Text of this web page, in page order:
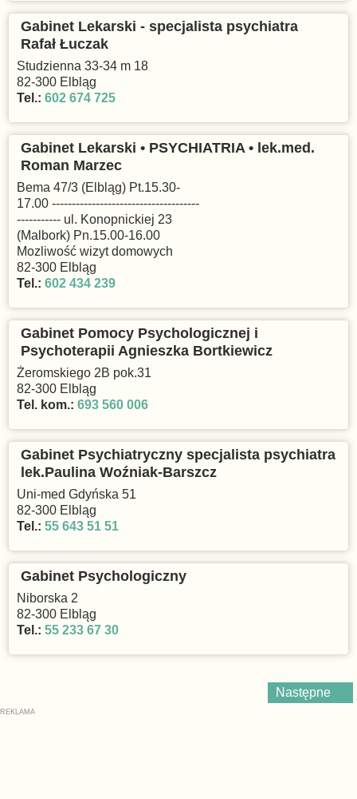
Gabinet Lekarski - specjalista psychiatra
Rafał Łuczak
Studzienna 33-34 m 18
82-300 Elbląg
Tel.: 602 674 725
Gabinet Lekarski • PSYCHIATRIA • lek.med.
Roman Marzec
Bema 47/3 (Elbląg) Pt.15.30-
17.00 -------------------------------------
----------- ul. Konopnickiej 23
(Malbork) Pn.15.00-16.00
Mozliwość wizyt domowych
82-300 Elbląg
Tel.: 602 434 239
Gabinet Pomocy Psychologicznej i
Psychoterapii Agnieszka Bortkiewicz
Żeromskiego 2B pok.31
82-300 Elbląg
Tel. kom.: 693 560 006
Gabinet Psychiatryczny specjalista psychiatra
lek.Paulina Woźniak-Barszcz
Uni-med Gdyńska 51
82-300 Elbląg
Tel.: 55 643 51 51
Gabinet Psychologiczny
Niborska 2
82-300 Elbląg
Tel.: 55 233 67 30
Następne